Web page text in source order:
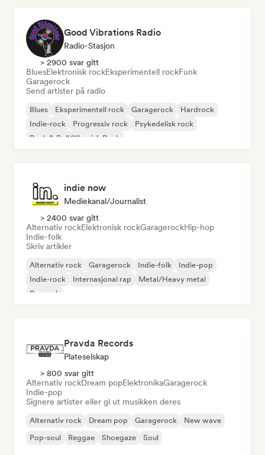
Good Vibrations Radio
Radio-Stasjon
> 2900 svar gitt
BluesElektronisk rockEksperimentell rockFunk
Garagerock
Send artister på radio
Blues Eksperimentell rock Garagerock
Hardrock
Indie-rock
Progressiv rock
Psykedelisk rock
Rock & Roll/Klassisk Rock
indie now
Mediekanal/journalist
> 2400 svar gitt
Alternativ rockElektronisk rockGaragerockHip-hop
Indie-folk
Skriv artikler
Alternativ rock Garagerock Indie-folk
Indie-pop
Indie-rock
Internasjonal rap
Metal/Heavy metal
Poprock
Pravda Records
Plateselskap
> 800 svar gitt
Alternativ rockDream popElektronikaGaragerock
Indie-pop
Signere artister eller gi ut musikken deres
Alternativ rock Dream pop Garagerock
New wave
Pop-soul
Reggae Shoegaze Soul